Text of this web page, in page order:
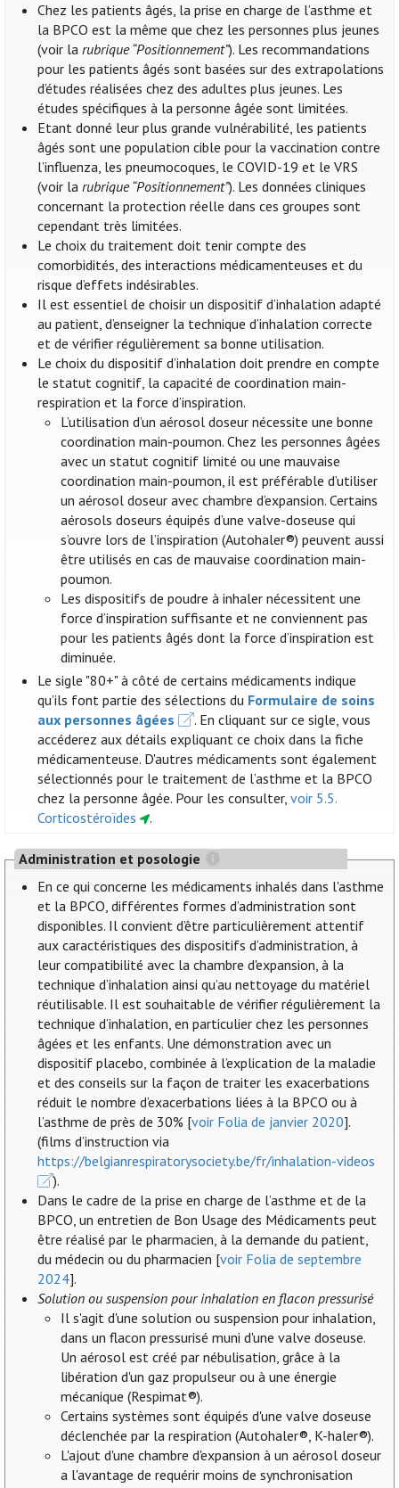
Chez les patients âgés, la prise en charge de l’asthme et
la BPCO est la même que chez les personnes plus jeunes
(voir larubrique “Positionnement”). Les recommandations
pour les patients âgés sont basées sur des extrapolations
d’études réalisées chez des adultes plus jeunes. Les
études spécifiques à la personne âgée sont limitées.
Etant donné leur plus grande vulnérabilité, les patients
âgés sont une population cible pour la vaccination contre
l’influenza, les pneumocoques, le COVID-19 et le VRS
(voir larubrique “Positionnement”). Les données cliniques
concernant la protection réelle dans ces groupes sont
cependant très limitées.
Le choix du traitement doit tenir compte des
comorbidités, des interactions médicamenteuses et du
risque d’effets indésirables.
Il est essentiel de choisir un dispositif d’inhalation adapté
au patient, d’enseigner la technique d’inhalation correcte
et de vérifier régulièrement sa bonne utilisation.
Le choix du dispositif d’inhalation doit prendre en compte
le statut cognitif, la capacité de coordination main-
respiration et la force d’inspiration.
L’utilisation d’un aérosol doseur nécessite une bonne
coordination main-poumon. Chez les personnes âgées
avec un statut cognitif limité ou une mauvaise
coordination main-poumon, il est préférable d’utiliser
un aérosol doseur avec chambre d’expansion. Certains
aérosols doseurs équipés d’une valve-doseuse qui
s’ouvre lors de l’inspiration (Autohaler®) peuvent aussi
être utilisés en cas de mauvaise coordination main-
poumon.
Les dispositifs de poudre à inhaler nécessitent une
force d’inspiration suffisante et ne conviennent pas
pour les patients âgés dont la force d’inspiration est
diminuée.
Le sigle "80+" à côté de certains médicaments indique
qu’ils font partie des sélections du Formulaire de soins
aux personnes âgées
. En cliquant sur ce sigle, vous
accéderez aux détails expliquant ce choix dans la fiche
médicamenteuse. D'autres médicaments sont également
sélectionnés pour le traitement de l’asthme et la BPCO
chez la personne âgée. Pour les consulter,voir 5.5.
Corticostéroïdes
.
Administration et posologie
En ce qui concerne les médicaments inhalés dans l'asthme
et la BPCO, différentes formes d’administration sont
disponibles. Il convient d’être particulièrement attentif
aux caractéristiques des dispositifs d’administration, à
leur compatibilité avec la chambre d'expansion, à la
technique d’inhalation ainsi qu’au nettoyage du matériel
réutilisable. Il est souhaitable de vérifier régulièrement la
technique d’inhalation, en particulier chez les personnes
âgées et les enfants. Une démonstration avec un
dispositif placebo, combinée à l’explication de la maladie
et des conseils sur la façon de traiter les exacerbations
réduit le nombre d’exacerbations liées à la BPCO ou à
l’asthme de près de 30% [voir Folia de janvier 2020].
(films d’instruction via
https://belgianrespiratorysociety.be/fr/inhalation-videos
).
Dans le cadre de la prise en charge de l’asthme et de la
BPCO, un entretien de Bon Usage des Médicaments peut
être réalisé par le pharmacien, à la demande du patient,
du médecin ou du pharmacien [voir Folia de septembre
2024].
Solution ou suspension pour inhalation en flacon pressurisé
Il s'agit d'une solution ou suspension pour inhalation,
dans un flacon pressurisé muni d'une valve doseuse.
Un aérosol est créé par nébulisation, grâce à la
libération d'un gaz propulseur ou à une énergie
mécanique (Respimat®).
Certains systèmes sont équipés d'une valve doseuse
déclenchée par la respiration (Autohaler®, K-haler®).
L'ajout d'une chambre d'expansion à un aérosol doseur
a l'avantage de requérir moins de synchronisation